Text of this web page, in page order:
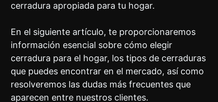
cerradura apropiada para tu hogar.
En el siguiente artículo, te proporcionaremos
información esencial sobre cómo elegir
cerradura para el hogar, los tipos de cerraduras
que puedes encontrar en el mercado, así como
resolveremos las dudas más frecuentes que
aparecen entre nuestros clientes.